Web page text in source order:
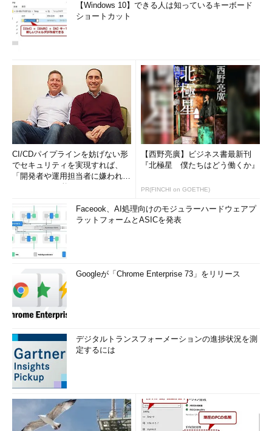
【Windows 10】できる人は知っているキーボード
ショートカット
CI/CDパイプラインを妨げない形
でセキュリティを実現すれば、
「開発者や運用担当者に嫌われな
【西野亮廣】ビジネス書最新刊
『北極星 僕たちはどう働くか』
PR(FINCHI on GOETHE)
Faceook、AI処理向けのモジュラーハードウェアプ
ラットフォームとASICを発表
Googleが「Chrome Enterprise 73」をリリース
デジタルトランスフォーメーションの進捗状況を測
定するには